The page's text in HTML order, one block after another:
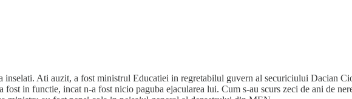
Ati auzit, a fost ministrul Educatiei in regretabilul guvern al securiciului Dacian
in functie, incat n-a fost nicio paguba ejacularea lui. Cum s-au scurs zeci de ani de